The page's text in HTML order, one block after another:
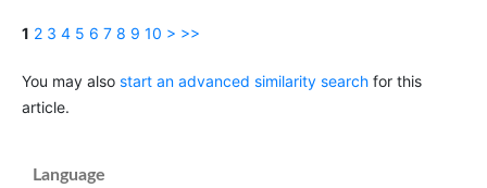
1 2 3 4 5 6 7 8 9 10 > >>
You may also start an advanced similarity searchfor this
article.
Language